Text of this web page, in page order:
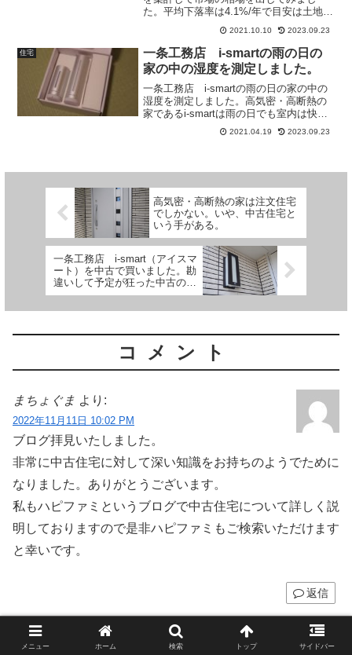
た。平均下落率は4.1%/年で目安は土地以
外が築5年で76万円/坪、築10年で56.5万
2021.10.10 2023.09.23
住宅
一条工務店 i-smartの雨の日の
家の中の湿度を測定しました。
一条工務店 i-smartの雨の日の家の中の
湿度を測定しました。高気密・高断熱の
家であるi-smartは雨の日でも室内は快適
な湿度になっているのでしょうか。測定
2021.04.19 2023.09.23
高気密・高断熱の家は注文住宅
でしかない。いや、中古住宅と
いう手がある。
一条工務店 i-smart（アイスマ
ート）を中古で買いました。勘
違いして予定が狂った中古の住
宅ローン控除。
コメント
まちょぐま より:
2022年11月11日 10:02 PM
ブログ拝見いたしました。
非常に中古住宅に対して深い知識をお持ちのようでために
なりました。ありがとうございます。
私もハピファミというブログで中古住宅について詳しく説
明しておりますので是非ハピファミもご検索いただけます
と幸いです。
返信
ヤママメ より:
メニュー ホーム 検索 トップ サイドバー